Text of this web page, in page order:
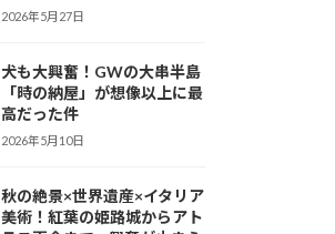
2026年5月27日
犬も大興奮！GWの大串半島
「時の納屋」が想像以上に最
高だった件
2026年5月10日
秋の絶景×世界遺産×イタリア
美術！紅葉の姫路城からアト